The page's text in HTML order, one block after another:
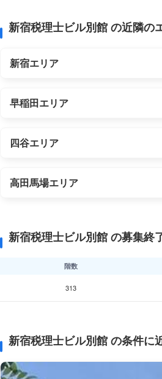
新宿税理士ビル別館 の近隣の
新宿エリア
早稲田エリア
四谷エリア
高田馬場エリア
新宿税理士ビル別館 の募集終
階数
313
新宿税理士ビル別館 の条件に